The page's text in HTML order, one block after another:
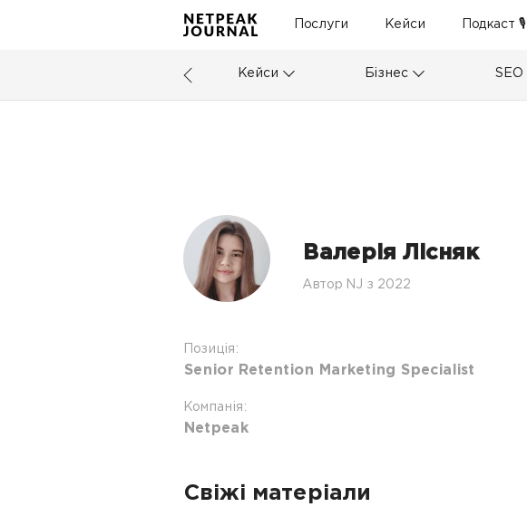
Послуги Кейси Подкаст 🎙
Кейси Бізнес SEO
Валерія Лісняк
Автор NJ з 2022
Позиція:
Senior Retention Marketing Specialist
Компанія:
Netpeak
Свіжі матеріали